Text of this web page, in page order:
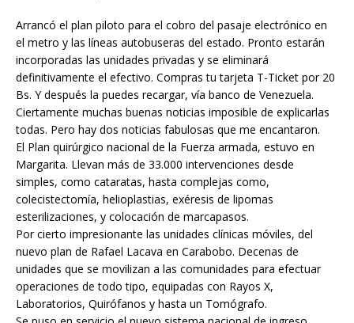
Arrancó el plan piloto para el cobro del pasaje electrónico en
el metro y las líneas autobuseras del estado. Pronto estarán
incorporadas las unidades privadas y se eliminará
definitivamente el efectivo. Compras tu tarjeta T-Ticket por 20
Bs. Y después la puedes recargar, vía banco de Venezuela.
Ciertamente muchas buenas noticias imposible de explicarlas
todas. Pero hay dos noticias fabulosas que me encantaron.
El Plan quirúrgico nacional de la Fuerza armada, estuvo en
Margarita. Llevan más de 33.000 intervenciones desde
simples, como cataratas, hasta complejas como,
colecistectomía, helioplastias, exéresis de lipomas
esterilizaciones, y colocación de marcapasos.
Por cierto impresionante las unidades clínicas móviles, del
nuevo plan de Rafael Lacava en Carabobo. Decenas de
unidades que se movilizan a las comunidades para efectuar
operaciones de todo tipo, equipadas con Rayos X,
Laboratorios, Quirófanos y hasta un Tomógrafo.